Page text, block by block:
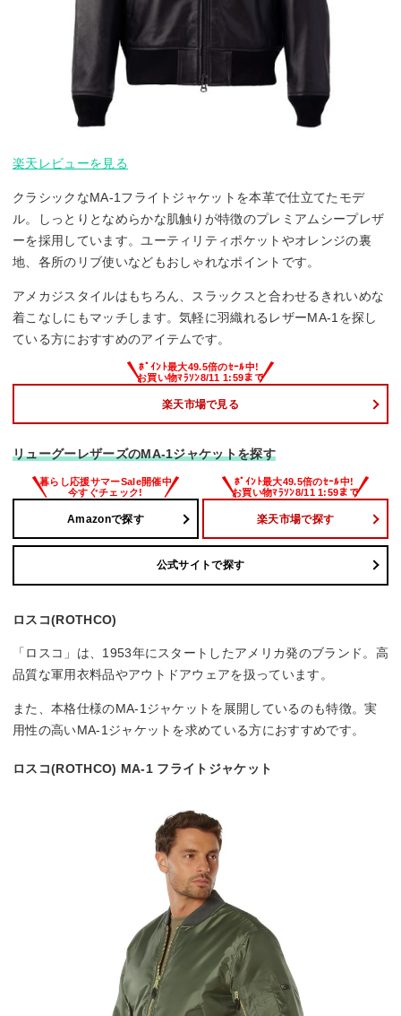
楽天レビューを見る
クラシックなMA-1フライトジャケットを本革で仕立てたモデ
ル。しっとりとなめらかな肌触りが特徴のプレミアムシープレザ
ーを採用しています。ユーティリティポケットやオレンジの裏
地、各所のリブ使いなどもおしゃれなポイントです。
アメカジスタイルはもちろん、スラックスと合わせるきれいめな
着こなしにもマッチします。気軽に羽織れるレザーMA-1を探し
ている方におすすめのアイテムです。
楽天市場で見る
リューグーレザーズのMA-1ジャケットを探す
Amazonで探す 楽天市場で探す
公式サイトで探す
ロスコ(ROTHCO)
「ロスコ」は、1953年にスタートしたアメリカ発のブランド。高
品質な軍用衣料品やアウトドアウェアを扱っています。
また、本格仕様のMA-1ジャケットを展開しているのも特徴。実
用性の高いMA-1ジャケットを求めている方におすすめです。
ロスコ(ROTHCO) MA-1 フライトジャケット